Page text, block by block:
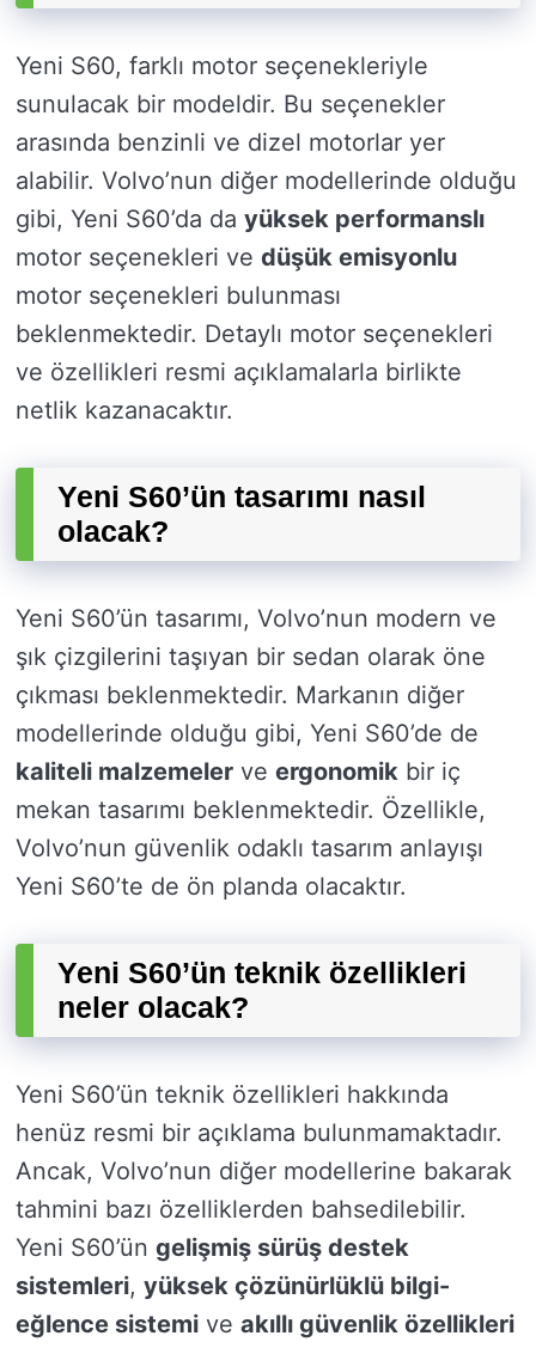
Yeni S60, farklı motor seçenekleriyle
sunulacak bir modeldir. Bu seçenekler
arasında benzinli ve dizel motorlar yer
alabilir. Volvo’nun diğer modellerinde olduğu
gibi, Yeni S60’da da yüksek performanslı
motor seçenekleri ve düşük emisyonlu
motor seçenekleri bulunması
beklenmektedir. Detaylı motor seçenekleri
ve özellikleri resmi açıklamalarla birlikte
netlik kazanacaktır.
Yeni S60’ün tasarımı nasıl
olacak?
Yeni S60’ün tasarımı, Volvo’nun modern ve
şık çizgilerini taşıyan bir sedan olarak öne
çıkması beklenmektedir. Markanın diğer
modellerinde olduğu gibi, Yeni S60’de de
kaliteli malzemeler ve ergonomik bir iç
mekan tasarımı beklenmektedir. Özellikle,
Volvo’nun güvenlik odaklı tasarım anlayışı
Yeni S60’te de ön planda olacaktır.
Yeni S60’ün teknik özellikleri
neler olacak?
Yeni S60’ün teknik özellikleri hakkında
henüz resmi bir açıklama bulunmamaktadır.
Ancak, Volvo’nun diğer modellerine bakarak
tahmini bazı özelliklerden bahsedilebilir.
Yeni S60’ün gelişmiş sürüş destek
sistemleri, yüksek çözünürlüklü bilgi-
eğlence sistemi ve akıllı güvenlik özellikleri